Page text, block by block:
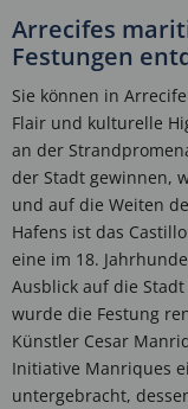
Arrecifes
Festungen
Sie können in
Flair und kulturelle
an der
der Stadt gewinnen,
und auf die Weiten
Hafens ist das
eine im 18.
Ausblick auf die
wurde die Festung
Künstler Cesar
Initiative Manriques
untergebracht,